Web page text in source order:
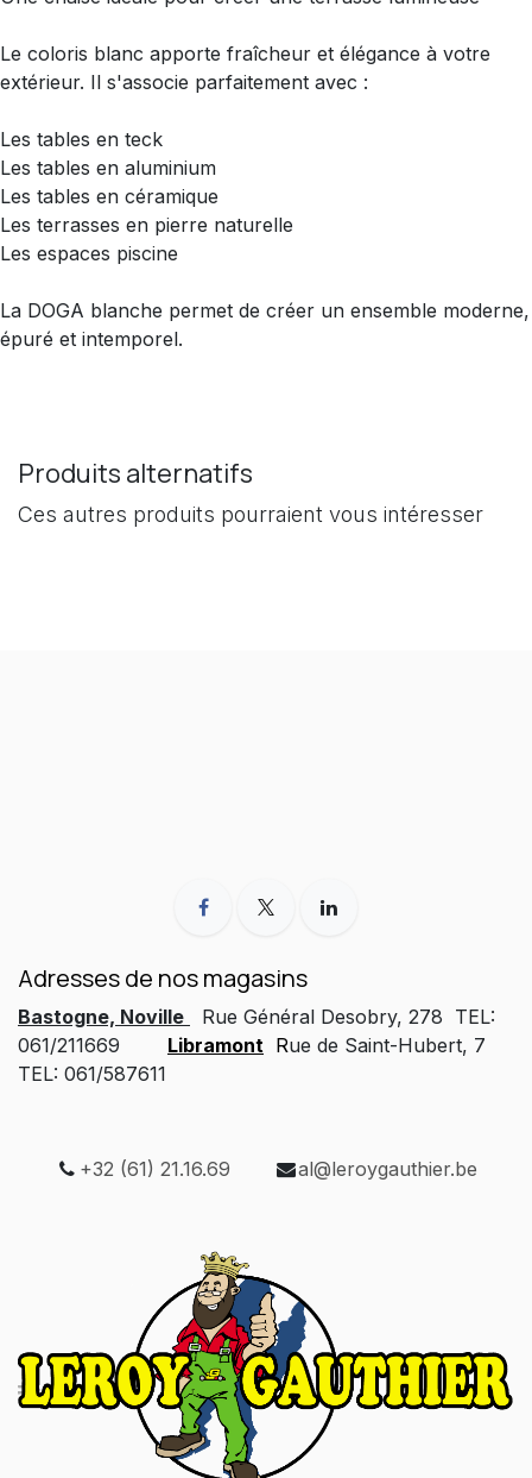
Le coloris blanc apporte fraîcheur et élégance à votre
extérieur. Il s'associe parfaitement avec :
Les tables en teck
Les tables en aluminium
Les tables en céramique
Les terrasses en pierre naturelle
Les espaces piscine
La DOGA blanche permet de créer un ensemble moderne,
épuré et intemporel.
Produits alternatifs
Ces autres produits pourraient vous intéresser
Adresses de nos magasins
Bastogne, Noville
Rue Général Desobry, 278 TEL:
061/211669
Libramont Rue de Saint-Hubert, 7
TEL: 061/587611
+32 (61) 21.16.69 al@leroygauthier.be